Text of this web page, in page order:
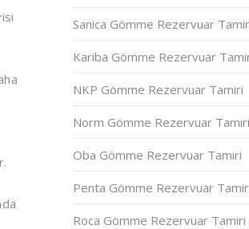
Sanica Gömme Rezervuar
Kariba Gömme Rezervuar
NKP Gömme Rezervuar Tamiri
Norm Gömme Rezervuar Tamiri
Oba Gömme Rezervuar Tamiri
Penta Gömme Rezervuar
Roca Gömme Rezervuar Tamiri